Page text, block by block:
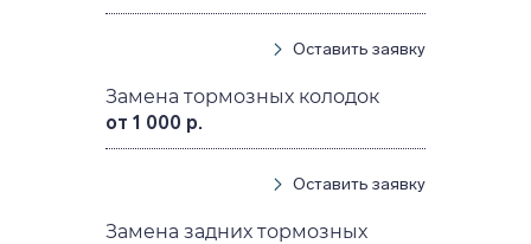
Оставить заявку
Замена тормозных колодок
от 1 000 р.
Оставить заявку
Замена задних тормозных